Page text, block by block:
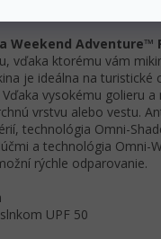
Weekend Adventure™
vďaka ktorému vám
je ideálna na turistické
vysokému golieru
vrstvu alebo vestu.
technológia Omni-
a technológia Omni-
rýchle odparovanie.
UPF 50